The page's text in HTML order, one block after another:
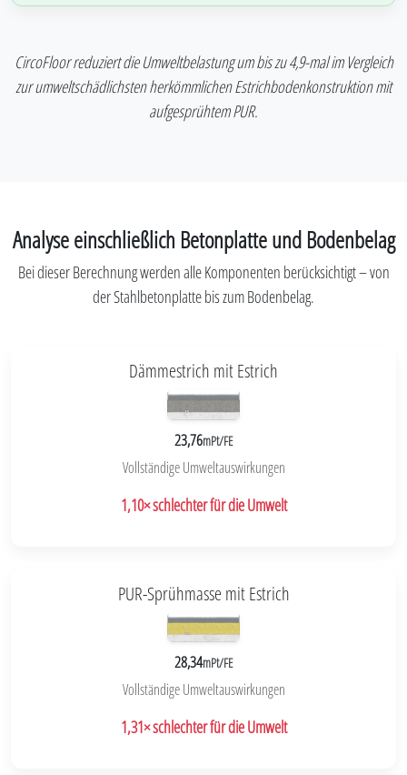
CircoFloor reduziert die Umweltbelastung um bis zu 4,9-mal im Vergleich
zur umweltschädlichsten herkömmlichen Estrichbodenkonstruktion mit
aufgesprühtem PUR.
Analyse einschließlich Betonplatte und Bodenbelag
Bei dieser Berechnung werden alle Komponenten berücksichtigt – von
der Stahlbetonplatte bis zum Bodenbelag.
Dämmestrich mit Estrich
23,76mPt/FE
Vollständige Umweltauswirkungen
1,10× schlechter für die Umwelt
PUR-Sprühmasse mit Estrich
28,34mPt/FE
Vollständige Umweltauswirkungen
1,31× schlechter für die Umwelt